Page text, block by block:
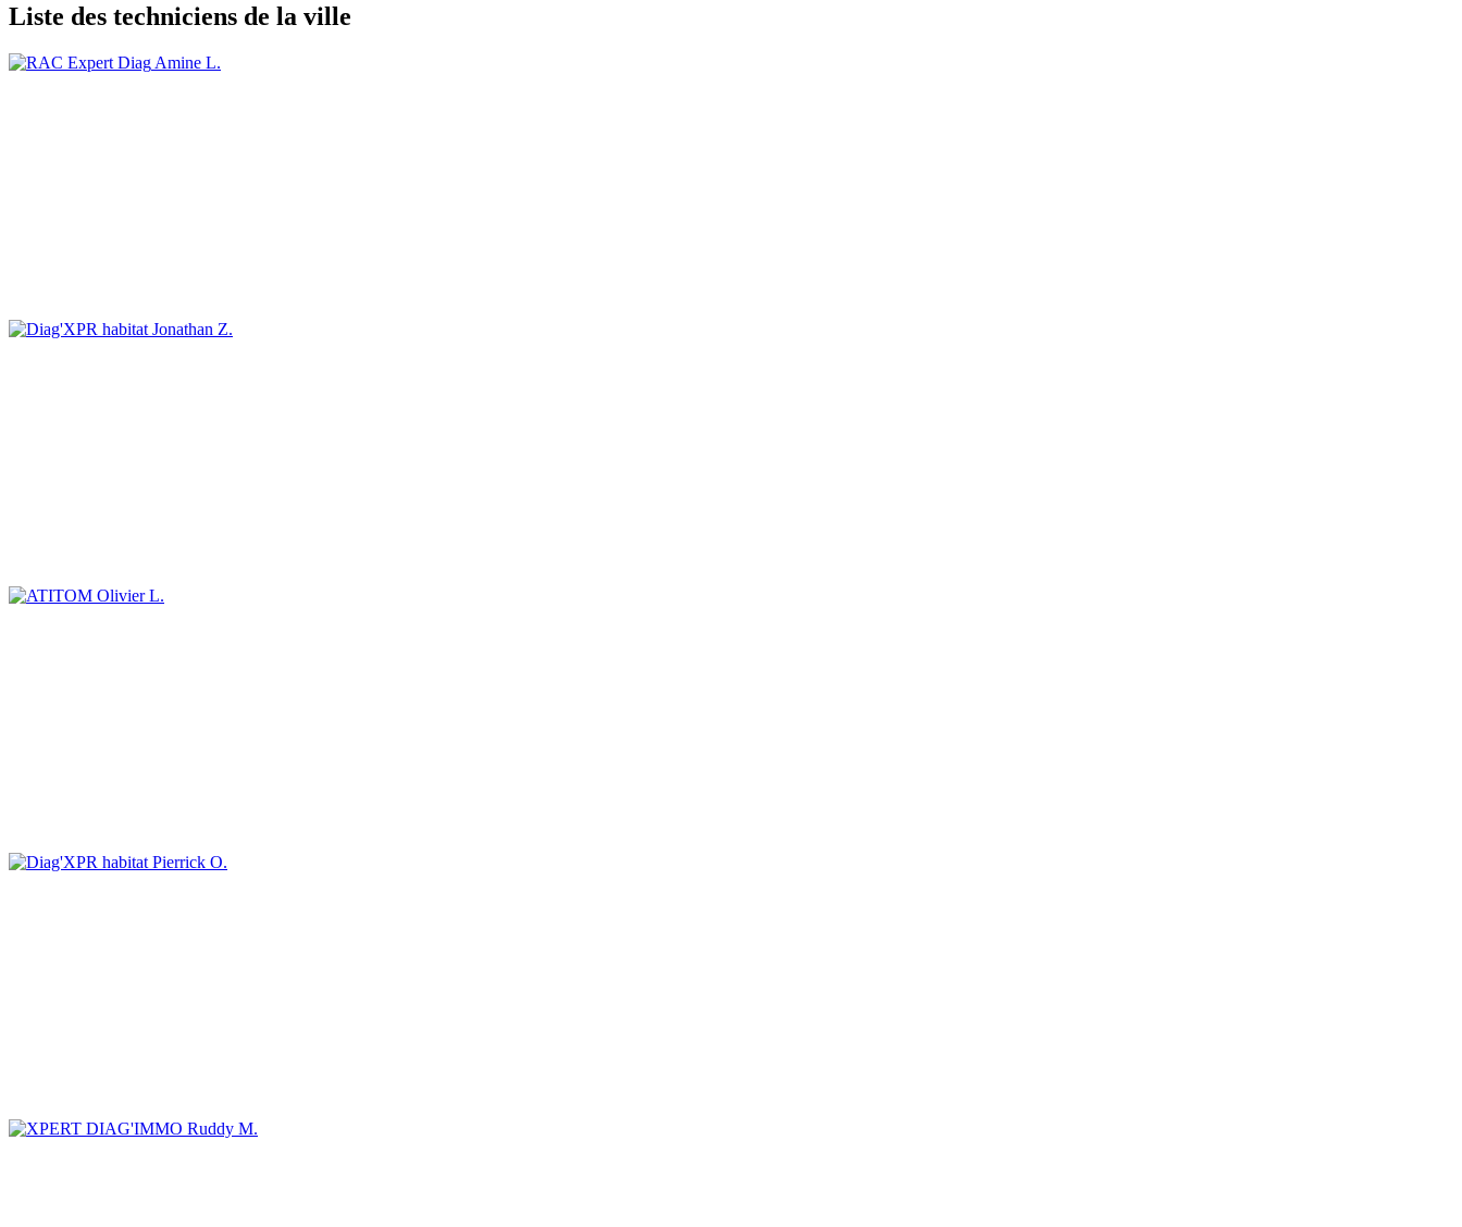
Liste des techniciens de la ville
Amine L.
Jonathan Z.
Olivier L.
Pierrick O.
Ruddy M.